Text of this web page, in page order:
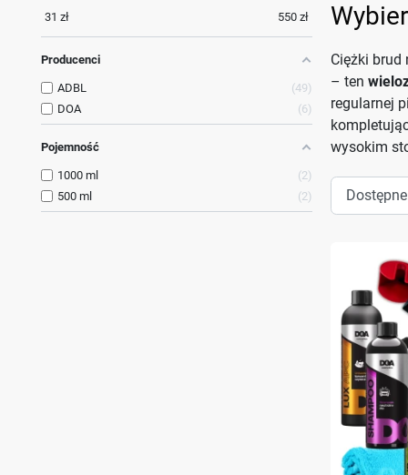
31 zł 550 zł
Producenci
ADBL
49
DOA
6
Pojemność
1000 ml
2
500 ml
2
Ciężki
– ten
regularnej
wysokim